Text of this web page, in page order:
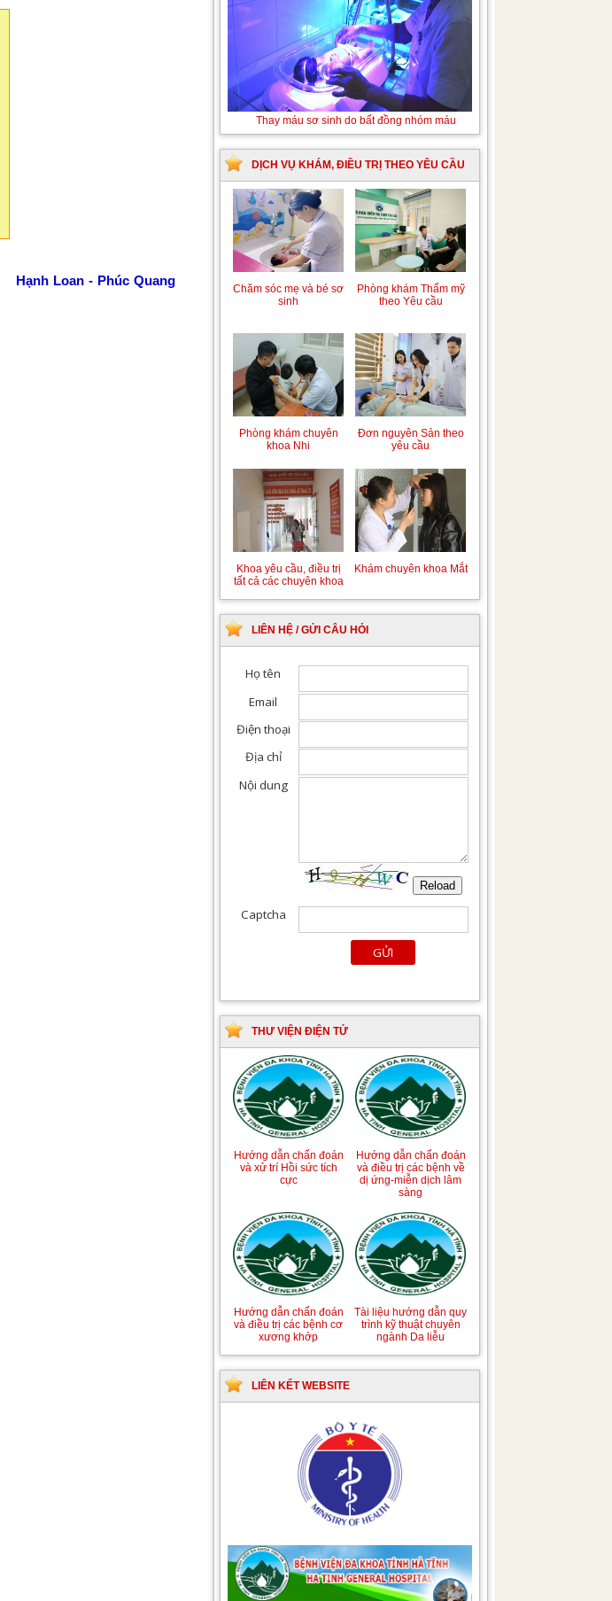
Hạnh Loan - Phúc Quang
Tán sỏi niệu quản ngược dòng Laser
DỊCH VỤ KHÁM, ĐIỀU TRỊ THEO YÊU CẦU
Chăm sóc mẹ và bé sơ
sinh
Phòng khám Thẩm mỹ
theo Yêu cầu
Phòng khám chuyên
khoa Nhi
Đơn nguyên Sản theo
yêu cầu
Khoa yêu cầu, điều trị
tất cả các chuyên khoa
Khám chuyên khoa Mắt
LIÊN HỆ / GỬI CÂU HỎI
THƯ VIỆN ĐIỆN TỬ
Hướng dẫn chẩn đoán
và xử trí Hồi sức tích
cực
Hướng dẫn chẩn đoán
và điều trị các bệnh về
dị ứng-miễn dịch lâm
sàng
Hướng dẫn chẩn đoán
và điều trị các bệnh cơ
xương khớp
Tài liệu hướng dẫn quy
trình kỹ thuật chuyên
ngành Da liễu
LIÊN KẾT WEBSITE